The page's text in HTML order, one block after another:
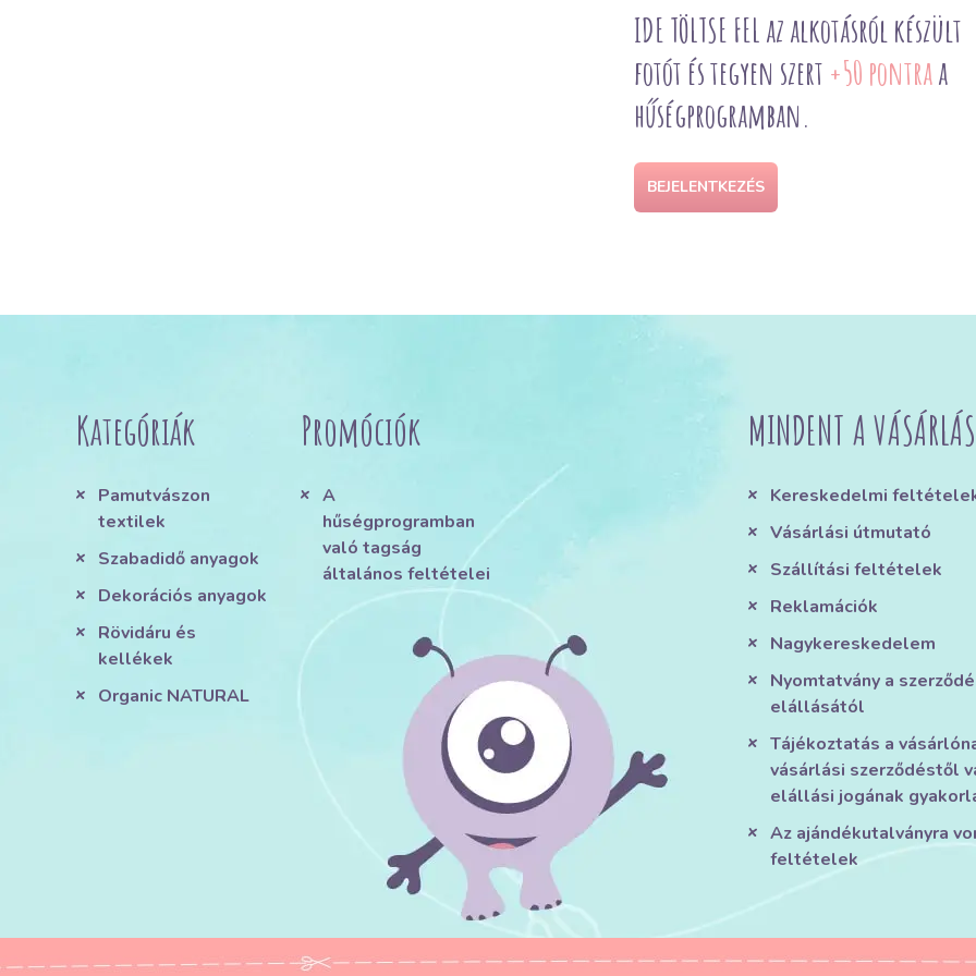
IDE TÖLTSE FEL az alkotásról készült
fotót és tegyen szert +50 pontraa
hűségprogramban.
BEJELENTKEZÉS
Kategóriák
Pamutvászon
textilek
Szabadidő anyagok
Dekorációs anyagok
Rövidáru és
kellékek
Organic NATURAL
Promóciók
A
hűségprogramban
való tagság
általános feltételei
MINDENT A
Kereskedelmi
Vásárlási útmutató
Szállítási feltételek
Reklamációk
Nagykereskedelem
Nyomtatvány a
elállásától
Tájékoztatás a
vásárlási szerződéstől
elállási jogának
Az ajándékutalványra
feltételek